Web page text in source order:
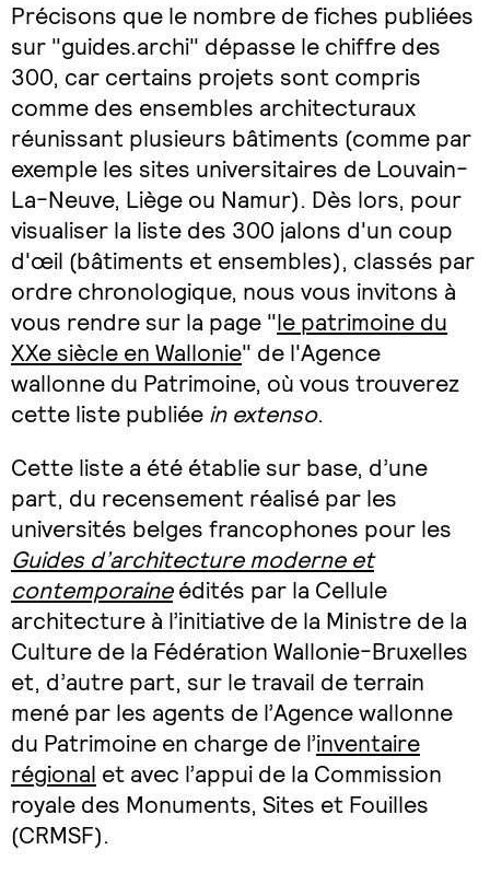
Précisons que le nombre de fiches publiées
sur "guides.archi" dépasse le chiffre des
300, car certains projets sont compris
comme des ensembles architecturaux
réunissant plusieurs bâtiments (comme par
exemple les sites universitaires de Louvain-
La-Neuve, Liège ou Namur). Dès lors, pour
visualiser la liste des 300 jalons d'un coup
d'œil (bâtiments et ensembles), classés par
ordre chronologique, nous vous invitons à
vous rendre sur la page "le patrimoine du
XXe siècle en Wallonie" de l'Agence
wallonne du Patrimoine, où vous trouverez
cette liste publiée in extenso.
Cette liste a été établie sur base, d’une
part, du recensement réalisé par les
universités belges francophones pour les
Guides d’architecture moderne et
contemporaineédités par la Cellule
architecture à l’initiative de la Ministre de la
Culture de la Fédération Wallonie-Bruxelles
et, d’autre part, sur le travail de terrain
mené par les agents de l’Agence wallonne
du Patrimoine en charge de l’inventaire
régional et avec l’appui de la Commission
royale des Monuments, Sites et Fouilles
(CRMSF).